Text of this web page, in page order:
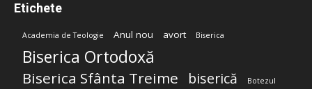
Etichete
Academia de Teologie Anul nou avort Biserica
Biserica Ortodoxă
Biserica Sfânta Treime biserică Botezul